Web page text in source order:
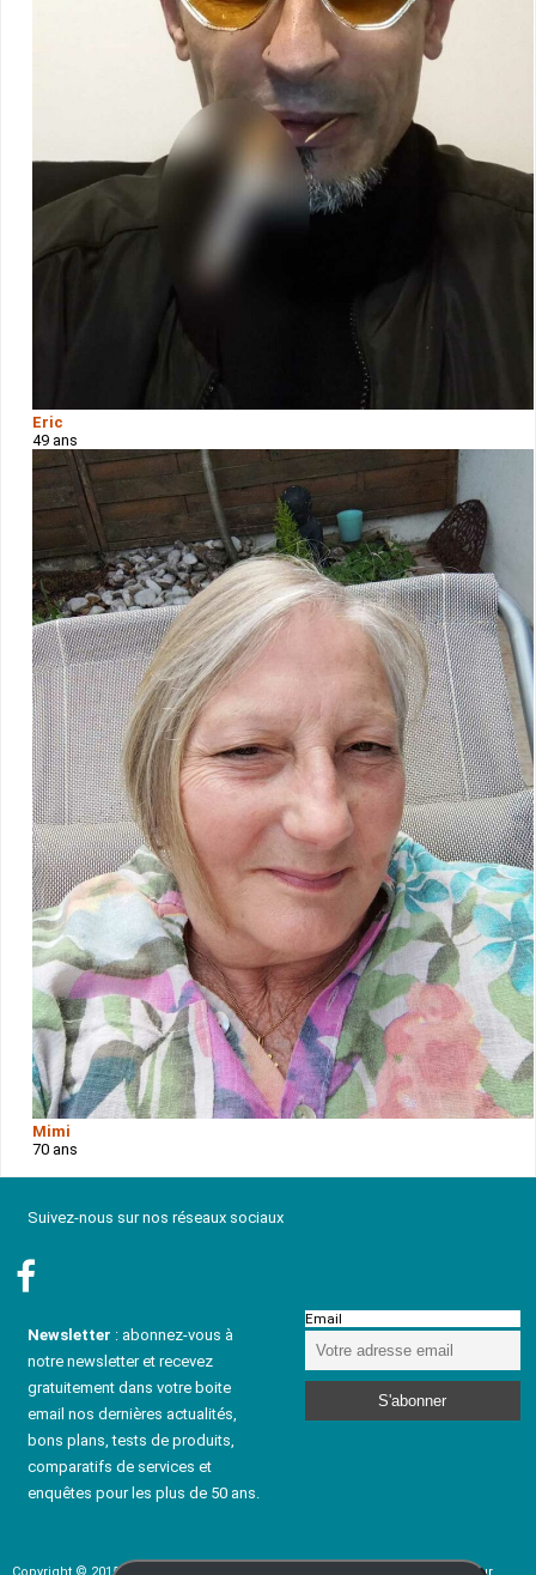
Eric
49 ans
Mimi
70 ans
Suivez-nous sur nos réseaux sociaux
Newsletter : abonnez-vous à
notre newsletter et recevez
gratuitement dans votre boite
email nos dernières actualités,
bons plans, tests de produits,
comparatifs de services et
enquêtes pour les plus de 50 ans.
Email